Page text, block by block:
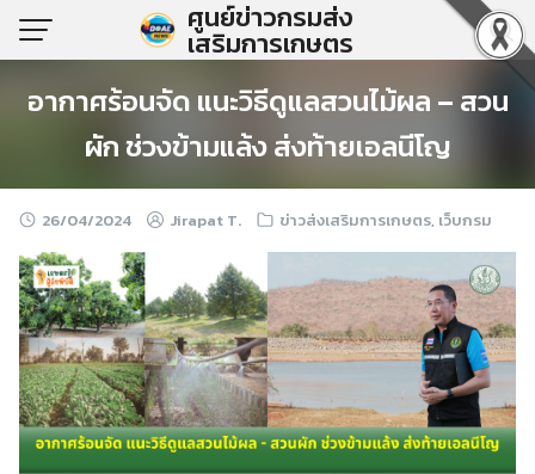
Skip
ศูนย์ข่าวกรมส่ง
เสริมการเกษตร
อากาศร้อนจัด แนะวิธีดูแลสวนไม้ผล – สวน
ผัก ช่วงข้ามแล้ง ส่งท้ายเอลนีโญ
26/04/2024 Jirapat T. ข่าวส่งเสริมการเกษตร, เว็บกรม